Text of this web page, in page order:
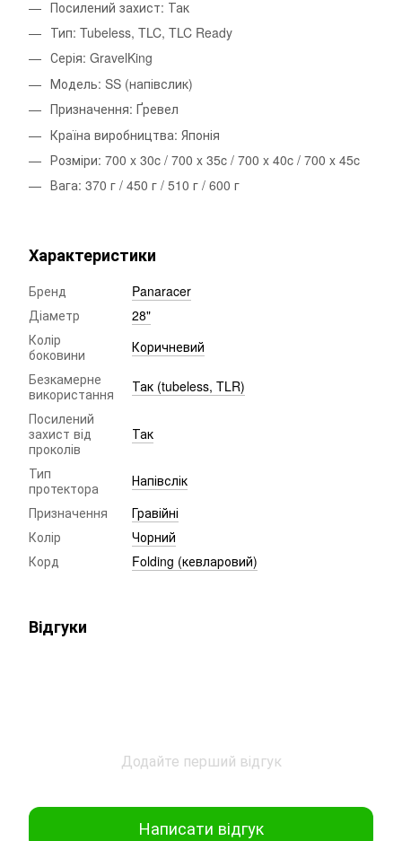
Посилений захист: Так
Тип: Tubeless, TLC, TLC Ready
Серія: GravelKing
Модель: SS (напівслик)
Призначення: Ґревел
Країна виробництва: Японія
Розміри: 700 x 30c / 700 x 35c / 700 x 40c / 700 x 45c
Вага: 370 г / 450 г / 510 г / 600 г
Характеристики
Бренд
Panaracer
Діаметр
28"
Колір
боковини
Коричневий
Безкамерне
використання
Так (tubeless, TLR)
Посилений
захист від
проколів
Так
Тип
протектора
Напівслік
Призначення
Гравійні
Колір
Чорний
Корд
Folding (кевларовий)
Відгуки
Додайте перший відгук
Написати відгук